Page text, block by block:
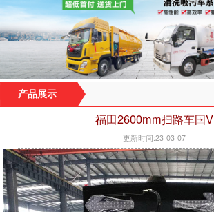
产品展示
福田2600mm扫路车国V
更新时间:23-03-07